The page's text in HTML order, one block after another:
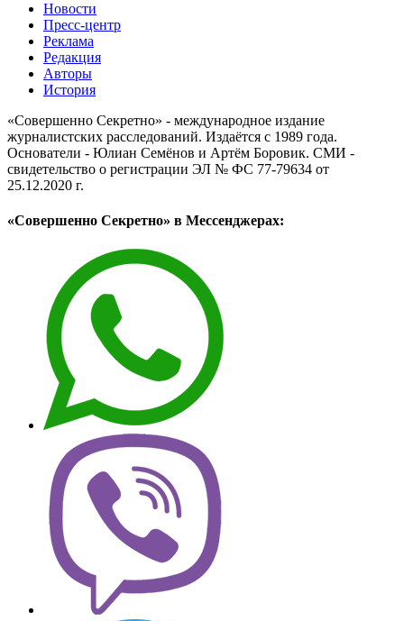
Новости
Пресс-центр
Реклама
Редакция
Авторы
История
«Совершенно Секретно» - международное издание
журналистских расследований. Издаётся с 1989 года.
Основатели - Юлиан Семёнов и Артём Боровик. CМИ -
свидетельство о регистрации ЭЛ № ФС 77-79634 от
25.12.2020 г.
«Совершенно Секретно» в Мессенджерах: